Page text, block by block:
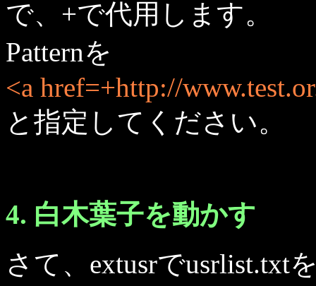
で、+で代用します。
Patternを
<a href=+http://
と指定してください。
4. 白木葉子を動かす
さて、extusrでusrlist.txt